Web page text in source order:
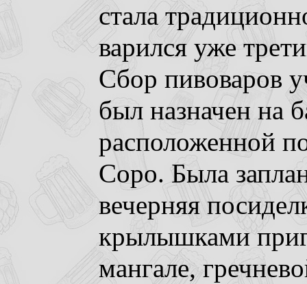
стала
варился уже
Сбор пивоваров
был назначен на
расположенной
Соро. Была
вечерняя
крылышками
мангале,